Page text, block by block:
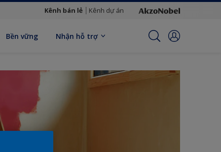
Kênh bán lẻ Kênh dự án
Bền vững Nhận hỗ trợ